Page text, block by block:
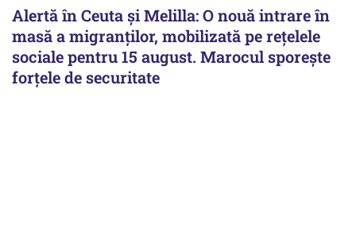
Alertă în Ceuta și Melilla: O nouă intrare în
masă a migranților, mobilizată pe rețelele
sociale pentru 15 august. Marocul sporește
forțele de securitate